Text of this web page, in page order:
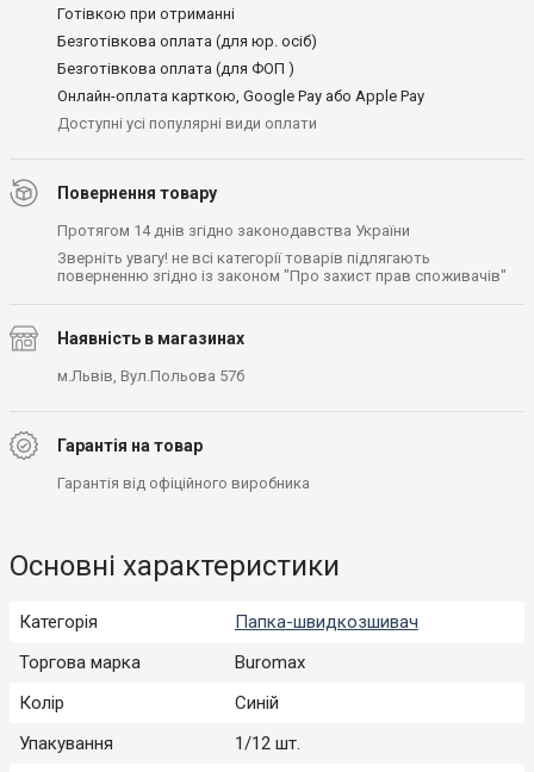
Готівкою при отриманні
Безготівкова оплата (для юр. осіб)
Безготівкова оплата (для ФОП )
Онлайн-оплата карткою, Google Pay або Apple Pay
Доступні усі популярні види оплати
Повернення товару
Протягом 14 днів згідно законодавства України
Зверніть увагу! не всі категорії товарів підлягають
поверненню згідно із законом "Про захист прав споживачів"
Наявність в магазинах
м.Львів, Вул.Польова 57б
Гарантія на товар
Гарантія від офіційного виробника
Основні характеристики
Категорія
Папка-швидкозшивач
Торгова марка
Buromax
Колір
Синій
Упакування
1/12 шт.